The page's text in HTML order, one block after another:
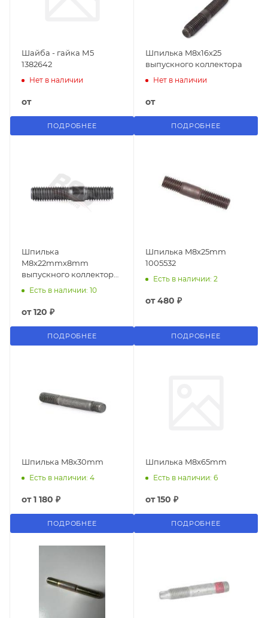
Шайба - гайка М5
1382642
Нет в наличии
от
ПОДРОБНЕЕ
Шпилька M8x16x25
выпускного коллектора
Нет в наличии
от
ПОДРОБНЕЕ
Шпилька
M8x22mmx8mm
выпускного коллектора /
турбины 2.5 TD
Есть в наличии: 10
от120 ₽
ПОДРОБНЕЕ
Шпилька M8x25mm
1005532
Есть в наличии: 2
от480 ₽
ПОДРОБНЕЕ
Шпилька M8x30mm
Есть в наличии: 4
от1 180 ₽
ПОДРОБНЕЕ
Шпилька M8x65mm
Есть в наличии: 6
от150 ₽
ПОДРОБНЕЕ